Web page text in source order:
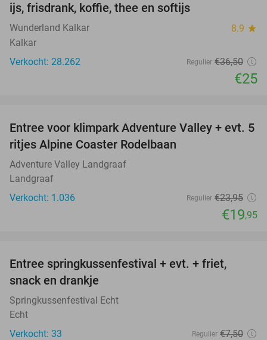
ijs, frisdrank, koffie, thee en softijs
Wunderland Kalkar 8.9 star
Kalkar
Verkocht: 28.262
Regulier €36,50
€25
17%
Entree voor klimpark Adventure Valley + evt. 5
ritjes Alpine Coaster Rodelbaan
Adventure Valley Landgraaf
Landgraaf
Verkocht: 1.036
Regulier €23,95
€19,95
Entree springkussenfestival + evt. + friet,
snack en drankje
Springkussenfestival Echt
Echt
Verkocht: 33
Regulier €7,50